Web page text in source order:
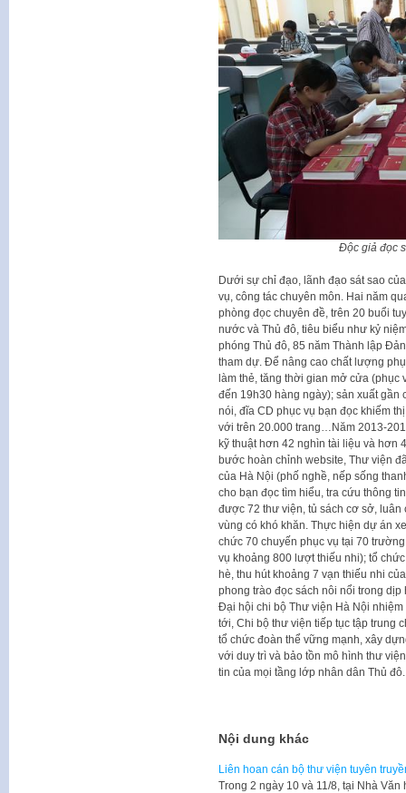
Độc giả đọc
Dưới sự chỉ đạo, lãnh đạo sát sao
vụ, công tác chuyên môn. Hai năm
phòng đọc chuyên đề, trên 20 buổi
nước và Thủ đô, tiêu biểu như kỷ
phóng Thủ đô, 85 năm Thành lập
tham dự. Để nâng cao chất lượng
làm thẻ, tăng thời gian mở cửa (phục
đến 19h30 hàng ngày); sản xuất gần
nói, đĩa CD phục vụ bạn đọc khiếm
với trên 20.000 trang…Năm 2013-
kỹ thuật hơn 42 nghìn tài liệu và hơn
bước hoàn chỉnh website, Thư viện
của Hà Nội (phố nghề, nếp sống
cho bạn đọc tìm hiểu, tra cứu thông
được 72 thư viện, tủ sách cơ sở,
vùng có khó khăn. Thực hiện dự án
chức 70 chuyến phục vụ tại 70
vụ khoảng 800 lượt thiếu nhi); tổ
hè, thu hút khoảng 7 vạn thiếu nhi
phong trào đọc sách nôi nổi trong
Đại hội chi bộ Thư viện Hà Nội
tới, Chi bộ thư viện tiếp tục tập trung
tổ chức đoàn thể vững mạnh, xây
với duy trì và bảo tồn mô hình thư
tin của mọi tầng lớp nhân dân Thủ đô.
Nội dung khác
Liên hoan cán bộ thư viện tuyên
​Trong 2 ngày 10 và 11/8, tại Nhà